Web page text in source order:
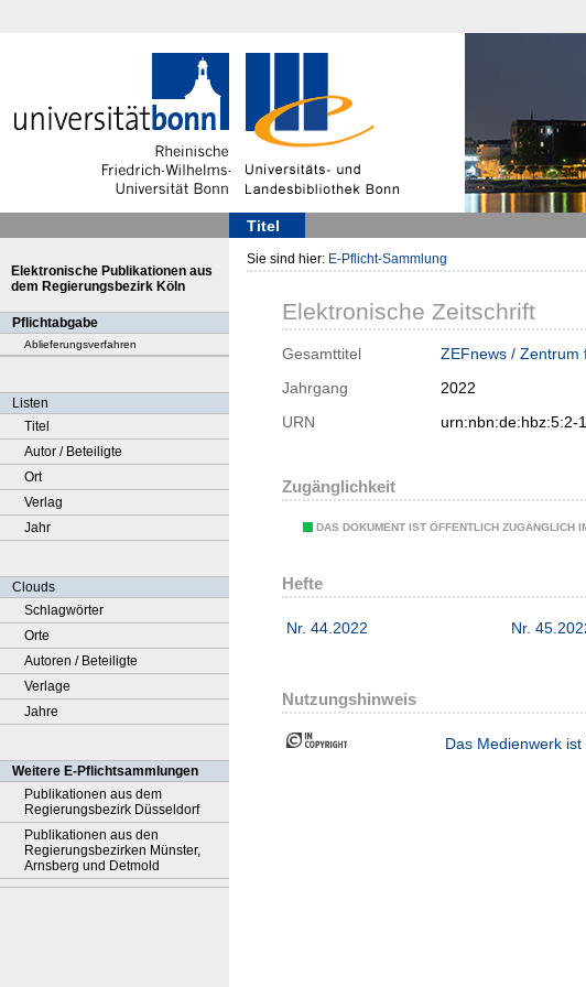
Titel
Elektronische Publikationen aus
dem Regierungsbezirk Köln
Pflichtabgabe
Ablieferungsverfahren
Listen
Titel
Autor / Beteiligte
Ort
Verlag
Jahr
Clouds
Schlagwörter
Orte
Autoren / Beteiligte
Verlage
Jahre
Weitere E-Pflichtsammlungen
Publikationen aus dem
Regierungsbezirk Düsseldorf
Publikationen aus den
Regierungsbezirken Münster,
Arnsberg und Detmold
Sie sind hier: E-Pflicht-Sammlung
Elektronische Zeitschrift
Gesamttitel
ZEFnews / Zentrum
Jahrgang
2022
URN
urn:nbn:de:hbz:5:2-
Zugänglichkeit
DAS DOKUMENT IST ÖFFENTLICH ZUGÄNGLICH
Hefte
Nr. 44.2022 Nr.
Nutzungshinweis
Das Medienwerk